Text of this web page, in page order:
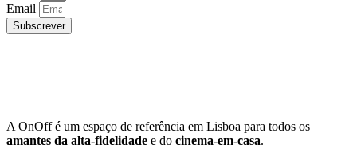
Email
Subscrever
A OnOff é um espaço de referência em Lisboa para todos os
amantes da alta-fidelidade e do cinema-em-casa.